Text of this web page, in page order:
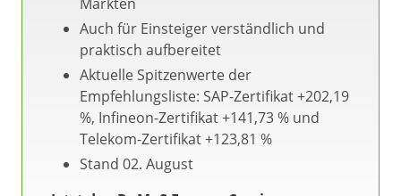
Auch für Einsteiger verständlich und
praktisch aufbereitet
Aktuelle Spitzenwerte der
Empfehlungsliste: SAP-Zertifikat +202,19
%, Infineon-Zertifikat +141,73 % und
Telekom-Zertifikat +123,81 %
Stand 02. August